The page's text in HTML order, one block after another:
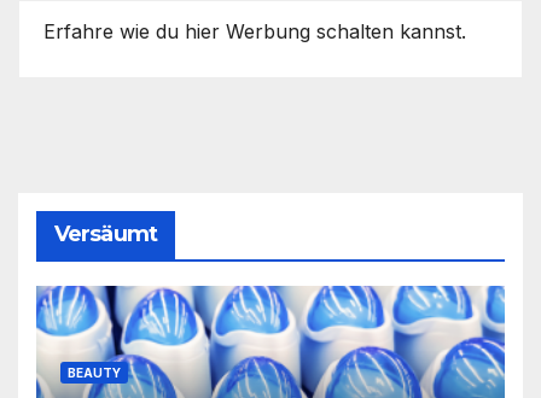
Erfahre wie du hier Werbung schalten kannst.
Versäumt
BEAUTY